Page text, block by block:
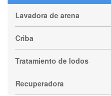
Lavadora de arena
Criba
Tratamiento de lodos
Recuperadora